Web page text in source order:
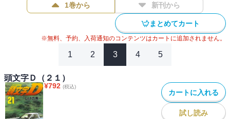
1巻から 新刊から
まとめてカート
※無料、予約、入荷通知のコンテンツはカートに追加されません。
1 2 3 4 5
頭文字Ｄ（２１）
¥792 (税込)
カートに入れる
試し読み